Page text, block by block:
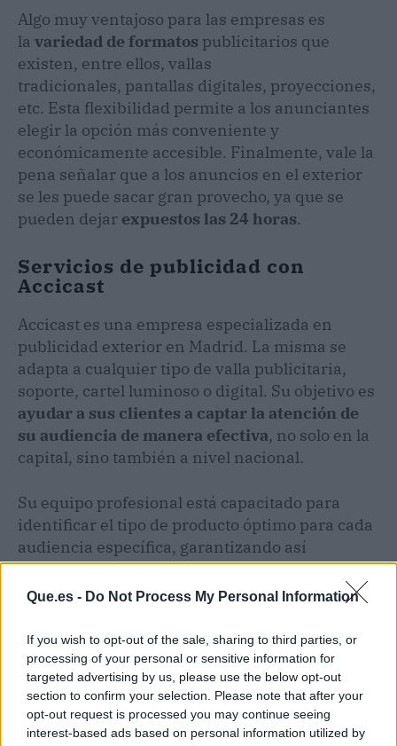
Que.es - Do Not Process My Personal Information
If you wish to opt-out of the sale, sharing to third parties, or
processing of your personal or sensitive information for
targeted advertising by us, please use the below opt-out
section to confirm your selection. Please note that after your
opt-out request is processed you may continue seeing
interest-based ads based on personal information utilized by
Algo muy ventajoso para las empresas es
la variedad de formatos publicitarios que
existen, entre ellos, vallas
tradicionales, pantallas digitales, proyecciones,
etc. Esta flexibilidad permite a los anunciantes
elegir la opción más conveniente y
económicamente accesible. Finalmente, vale la
pena señalar que a los anuncios en el exterior
se les puede sacar gran provecho, ya que se
pueden dejar expuestos las 24 horas.
Servicios de publicidad con
Accicast
Accicast es una empresa especializada en
publicidad exterior en Madrid. La misma se
adapta a cualquier tipo de valla publicitaria,
soporte, cartel luminoso o digital. Su objetivo es
ayudar a sus clientes a captar la atención de
su audiencia de manera efectiva, no solo en la
capital, sino también a nivel nacional.
Su equipo profesional está capacitado para
identificar el tipo de producto óptimo para cada
audiencia específica, garantizando así
resultados exitosos.
información o aclarar cualquier duda, Accicast
proporciona diferentes métodos de contacto.
Los clientes pueden llamar a sus números de
teléfono, donde un representante estará
encantado de atenderles. Asimismo, también